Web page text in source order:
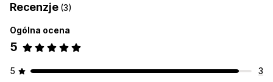
Recenzje (3)
Ogólna ocena
5
5
3